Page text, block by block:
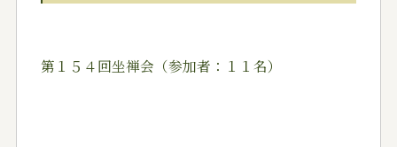
第１５４回坐禅会（参加者：１１名）